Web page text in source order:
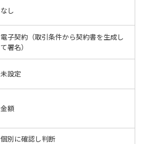
なし
電子契約（取引条件から契約書を生成し
て署名）
未設定
金額
個別に確認し判断